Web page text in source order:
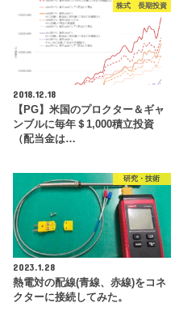
株式 長期投資
2018.12.18
【PG】米国のプロクター＆ギャ
ンブルに毎年＄1,000積立投資
（配当金は…
研究・技術
2023.1.28
熱電対の配線(青線、赤線)をコネ
クターに接続してみた。